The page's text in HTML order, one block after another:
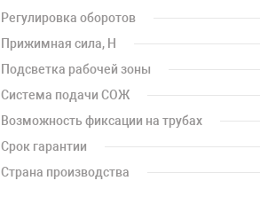
Регулировка оборотов
Прижимная сила, H
Подсветка рабочей зоны
Система подачи СОЖ
Возможность фиксации на трубах
Срок гарантии
Страна производства